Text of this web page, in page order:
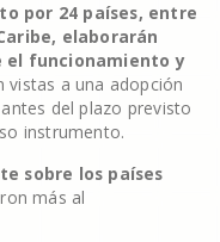
por 24 países, entre
elaborarán
el funcionamiento y
vistas a una adopción
del plazo previsto
instrumento.
sobre los países
más al